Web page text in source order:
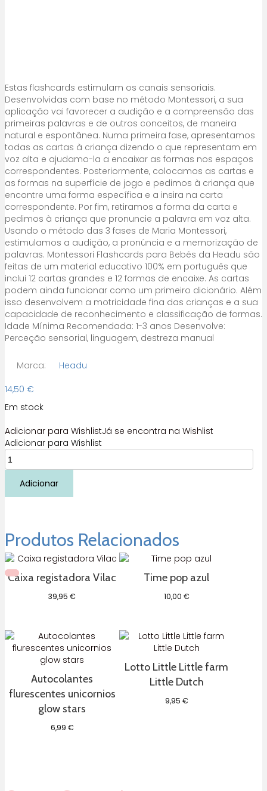
Estas flashcards estimulam os canais sensoriais.
Desenvolvidas com base no método Montessori, a sua
aplicação vai favorecer a audição e a compreensão das
primeiras palavras e de outros conceitos, de maneira
natural e espontânea. Numa primeira fase, apresentamos
todas as cartas à criança dizendo o que representam em
voz alta e ajudamo-la a encaixar as formas nos espaços
correspondentes. Posteriormente, colocamos as cartas e
as formas na superfície de jogo e pedimos à criança que
encontre uma forma específica e a insira na carta
correspondente. Por fim, retiramos a forma da carta e
pedimos à criança que pronuncie a palavra em voz alta.
Usando o método das 3 fases de Maria Montessori,
estimulamos a audição, a pronúncia e a memorização de
palavras. Montessori Flashcards para Bebés da Headu são
feitas de um material educativo 100% em português que
inclui 12 cartas grandes e 12 formas de encaixe. As cartas
podem ainda funcionar como um primeiro dicionário. Além
isso desenvolvem a motricidade fina das crianças e a sua
capacidade de reconhecimento e classificação de formas.
Idade Mínima Recomendada: 1-3 anos Desenvolve:
Perceção sensorial, linguagem, destreza manual
Marca:
Headu
14,50 €
Em stock
Adicionar para WishlistJá se encontra na Wishlist
Adicionar para Wishlist
Quantidade
de
Flashcards
para
HEADU
Adicionar
Produtos Relacionados
Caixa registadora Vilac
39,95€
Time pop azul
10,00 €
Autocolantes
flurescentes unicornios
glow stars
6,99 €
Lotto Little Little farm
Little Dutch
9,95 €